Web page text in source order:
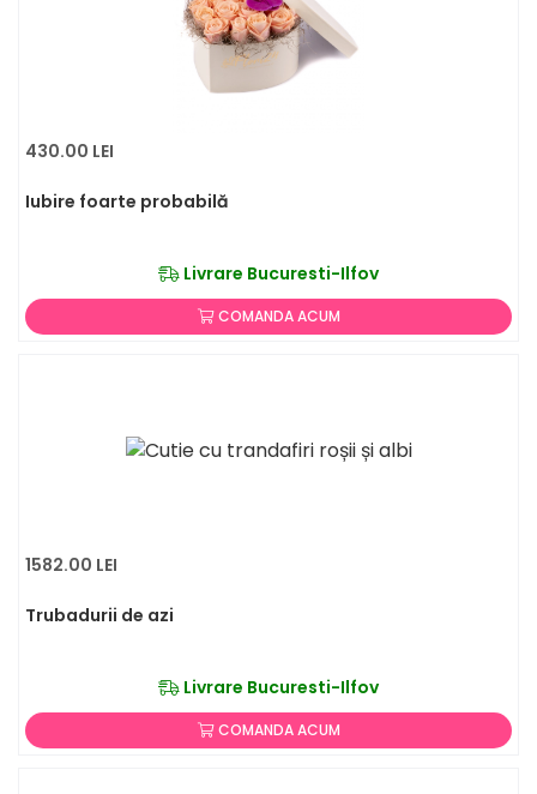
430.00 LEI
Iubire foarte probabilă
Livrare Bucuresti-Ilfov
COMANDA ACUM
1582.00 LEI
Trubadurii de azi
Livrare Bucuresti-Ilfov
COMANDA ACUM